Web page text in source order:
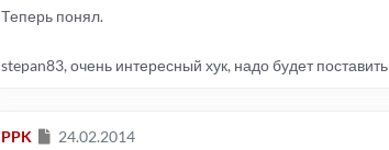
Теперь понял.
stepan83, очень интересный хук, надо будет поставить
PPK Сообщение
24.02.2014